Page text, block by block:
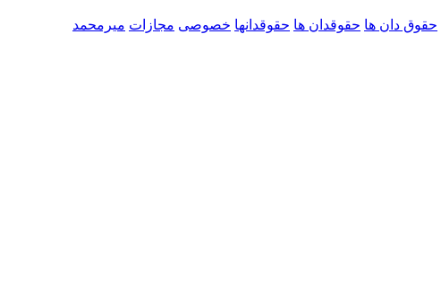
حقوق دان ها حقوقدان ها حقوقدانها خصوصی مجازات میرمحمد